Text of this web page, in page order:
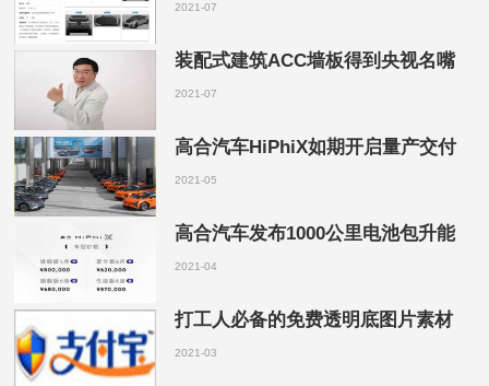
2021-07
装配式建筑ACC墙板得到央视名嘴
2021-07
高合汽车HiPhiX如期开启量产交付
2021-05
高合汽车发布1000公里电池包升能
2021-04
打工人必备的免费透明底图片素材
2021-03